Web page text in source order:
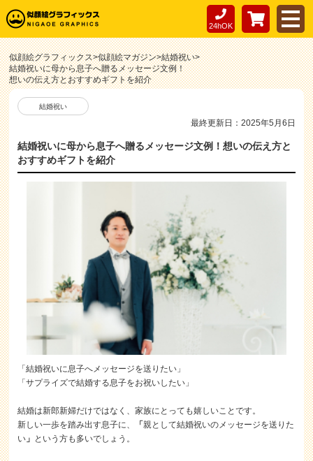
24hOK
似顔絵グラフィックス>似顔絵マガジン>結婚祝い>
結婚祝いに母から息子へ贈るメッセージ文例！
想いの伝え方とおすすめギフトを紹介
結婚祝い
最終更新日：2025年5月6日
結婚祝いに母から息子へ贈るメッセージ文例！想いの伝え方と
おすすめギフトを紹介
「結婚祝いに息子へメッセージを送りたい」
「サプライズで結婚する息子をお祝いしたい」
結婚は新郎新婦だけではなく、家族にとっても嬉しいことです。
新しい一歩を踏み出す息子に、
「親として結婚祝いのメッセージを送りた
い 」 という方も多いでしょう。